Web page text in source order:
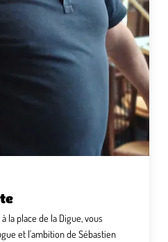
la place de la Digue, vous
et l'ambition de Sébastien